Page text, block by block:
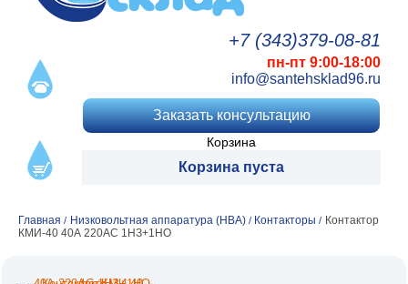
+7 (343)379-08-81
пн-пт 9:00-18:00
info@santehsklad96.ru
Заказать консультацию
Корзина
Корзина пуста
Главная / Низковольтная аппаратура (НВА) / Контакторы / Контактор
КМИ-40 40А 220AC 1НЗ+1НО